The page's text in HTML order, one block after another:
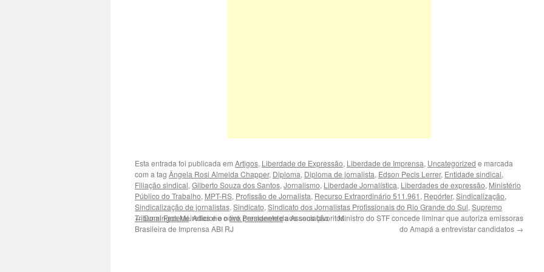
Esta entrada foi publicada em Artigos, Liberdade de Expressão, Liberdade de Imprensa, Uncategorized e marcada
com a tag Ângela Rosi Almeida Chapper, Diploma, Diploma de jornalista, Edson Pecis Lerrer, Entidade sindical,
Filiação sindical, Gilberto Souza dos Santos, Jornalismo, Liberdade Jornalística, Liberdades de expressão, Ministério
Público do Trabalho, MPT-RS, Profissão de Jornalista, Recurso Extraordinário 511.961 , Repórter, Sindicalização,
Sindicalização de jornalistas, Sindicato, Sindicato dos Jornalistas Profissionais do Rio Grande do Sul, Supremo
Tribunal Federal. Adicione olink permanenteaos seus favoritos.
←Domingos Meirelles é o novo Presidente da Associação
Brasileira de Imprensa ABI RJ
Ministro do STF concede liminar que autoriza emissoras
do Amapá a entrevistar candidatos →